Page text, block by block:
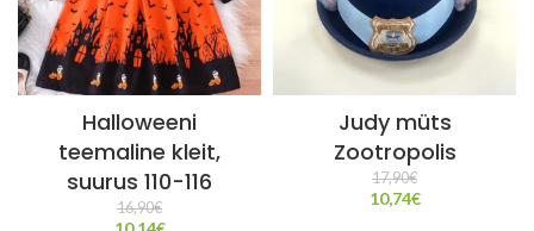
Halloweeni
teemaline kleit,
suurus 110-116
16,90€
Judy müts
Zootropolis
17,90€
10,74€